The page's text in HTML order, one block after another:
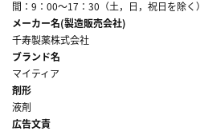
間：9：00～17：30（土，日，祝日を除く）
メーカー名(製造販売会社)
千寿製薬株式会社
ブランド名
マイティア
剤形
液剤
広告文責